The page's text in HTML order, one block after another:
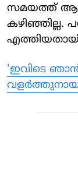
സമയത്ത്
കഴിഞ്ഞില്ല.
'ഇവിടെ